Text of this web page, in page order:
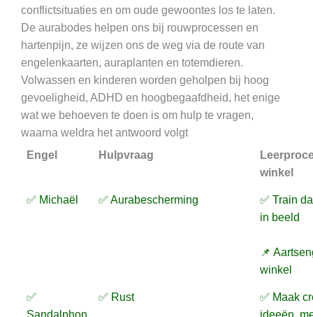
conflictsituaties en om oude gewoontes los te laten.
De aurabodes helpen ons bij rouwprocessen en
hartenpijn, ze wijzen ons de weg via de route van
engelenkaarten, auraplanten en totemdieren.
Volwassen en kinderen worden geholpen bij hoog
gevoeligheid, ADHD en hoogbegaafdheid, het enige
wat we behoeven te doen is om hulp te vragen,
waarna weldra het antwoord volgt
Engel
Hulpvraag
winkel
✅ Michaël ✅ Aurabescherming
✅ Train
in beeld
📌
winkel
✅
✅ Rust
✅ Maak